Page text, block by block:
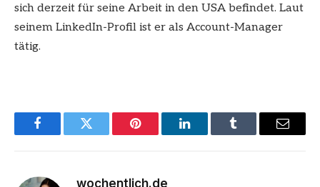
sich derzeit für seine Arbeit in den USA befindet. Laut
seinem LinkedIn-Profil ist er als Account-Manager
tätig.
FacebookTwitter Pinterest LinkedInTumblr Email
wochentlich.de